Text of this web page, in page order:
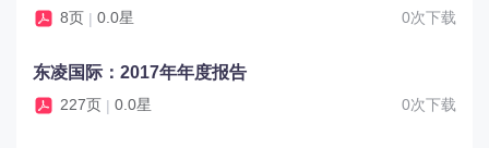
8页 | 0.0星 0次下载
东凌国际：2017年年度报告
227页 | 0.0星 0次下载